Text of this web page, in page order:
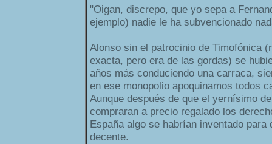
"Oigan, discrepo, que yo sepa a
ejemplo) nadie le ha subvencionado
Alonso sin el patrocinio de Timofónica
exacta, pero era de las gordas) se
años más conduciendo una carraca,
en ese monopolio apoquinamos todos
Aunque después de que el yernísimo
compraran a precio regalado los
España algo se habrían inventado para
decente.